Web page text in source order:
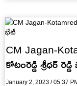
CM Jagan-
కోటంరెడ్డి శ్రీధర్
January 2, 2023 / 05:37